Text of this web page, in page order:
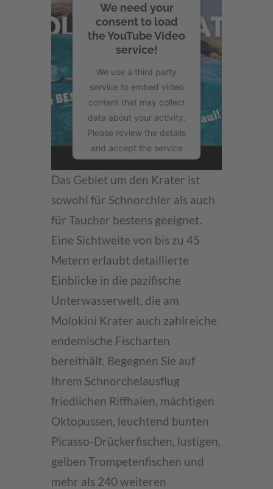
We need your
consent to load
the YouTube Video
service!
We use a third party
service to embed video
content that may collect
data about your activity.
Please review the details
and accept the service
to watch this video.
Accept
powered by
Usercentrics Consent
Das Gebiet um den Krater ist
sowohl für Schnorchler als auch
für Taucher bestens geeignet.
Eine Sichtweite von bis zu 45
Metern erlaubt detaillierte
Einblicke in die pazifische
Unterwasserwelt, die am
Molokini Krater auch zahlreiche
endemische Fischarten
bereithält. Begegnen Sie auf
Ihrem Schnorchelausflug
friedlichen Riffhaien, mächtigen
Oktopussen, leuchtend bunten
Picasso-Drückerfischen, lustigen,
gelben Trompetenfischen und
mehr als 240 weiteren